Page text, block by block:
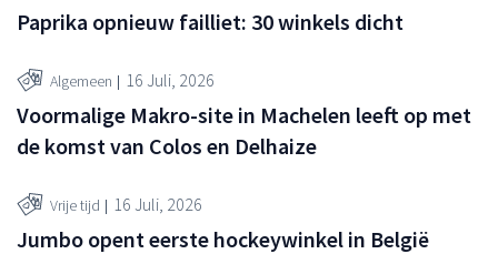
Paprika opnieuw failliet: 30 winkels dicht
Algemeen 16 Juli, 2026
Voormalige Makro-site in Machelen leeft op met
de komst van Colos en Delhaize
Vrije tijd 16 Juli, 2026
Jumbo opent eerste hockeywinkel in België